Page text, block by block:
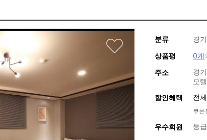
분류
경
상품평
0개
주소
경
모
할인혜택
전
쿠폰
우수회원 등